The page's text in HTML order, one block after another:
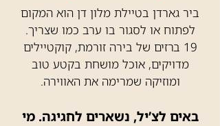
ביר גארדן בטיילת מלון דן הוא המקום
לפתוח או לסגור בו ערב כמו שצריך.
19 ברזים של בירה זורמת, קוקטיילים
מדויקים, אוכל מושחת בקטע טוב
ומוזיקה שמרימה את האווירה.
באים לצ’יל, נשארים לחגיגה. מי